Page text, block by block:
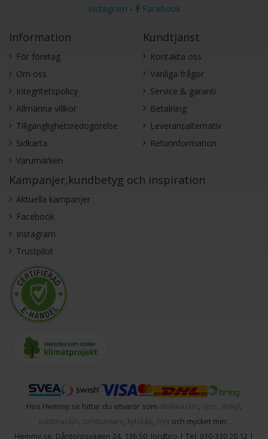
Instagram - Facebook
Information
För företag
Om oss
Integritetspolicy
Allmänna villkor
Tillgänglighetsredogörelse
Sidkarta
Varumärken
Kundtjänst
Kontakta oss
Vanliga frågor
Service & garanti
Betalning
Leveransalternativ
Returinformation
Kampanjer,kundbetyg och inspiration
Aktuella kampanjer
Facebook
Instagram
Trustpilot
Hos Hemmy.se hittar du vitvaror som diskmaskin , spis , vinkyl ,
tvättmaskin , torktumlare , kylskåp , frys och mycket mer.
Hemmy.se, Dåntorpsvägen 24, 136 50, Jordbro | Tel: 010-330 20 12 |